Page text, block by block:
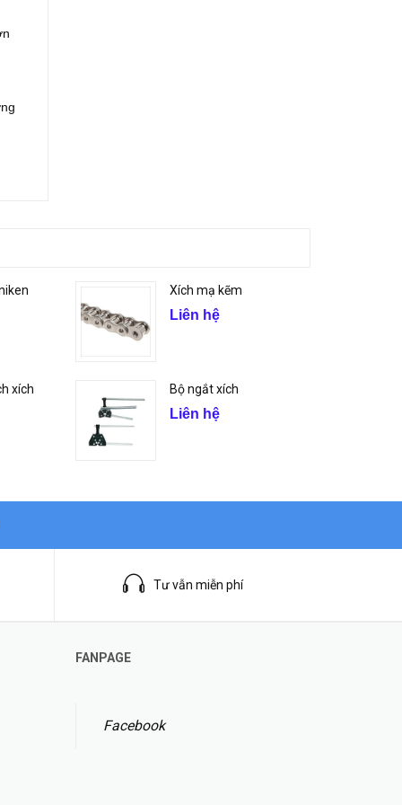
Xích mạ kẽm
Liên hệ
xích Bộ ngắt xích
Liên hệ
Tư vẫn miễn phí
FANPAGE
Facebook